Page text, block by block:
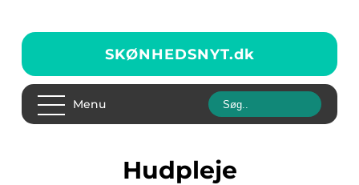
SKØNHEDSNYT.dk
Menu
Hudpleje